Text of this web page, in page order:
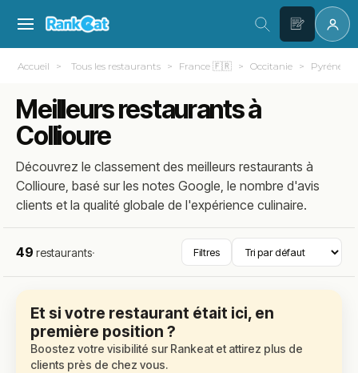
Accueil Tous les restaurants France 🇫🇷 Occitanie
Meilleurs restaurants à
Collioure
Découvrez le classement des meilleurs restaurants à
Collioure, basé sur les notes Google, le nombre d'avis
clients et la qualité globale de l'expérience culinaire.
49 restaurants· Filtres
Et si votre restaurant était ici, en
première position ?
Boostez votre visibilité sur Rankeat et attirez plus de
clients près de chez vous.